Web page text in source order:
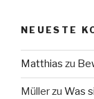
NEUESTE
Matthias zu
Müllerzu Was